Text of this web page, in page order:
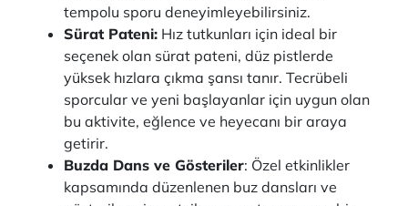
tempolu sporu deneyimleyebilirsiniz.
Sürat Pateni: Hız tutkunları için ideal bir
seçenek olan sürat pateni, düz pistlerde
yüksek hızlara çıkma şansı tanır. Tecrübeli
sporcular ve yeni başlayanlar için uygun olan
bu aktivite, eğlence ve heyecanı bir araya
getirir.
Buzda Dans ve Gösteriler: Özel etkinlikler
kapsamında düzenlenen buz dansları ve